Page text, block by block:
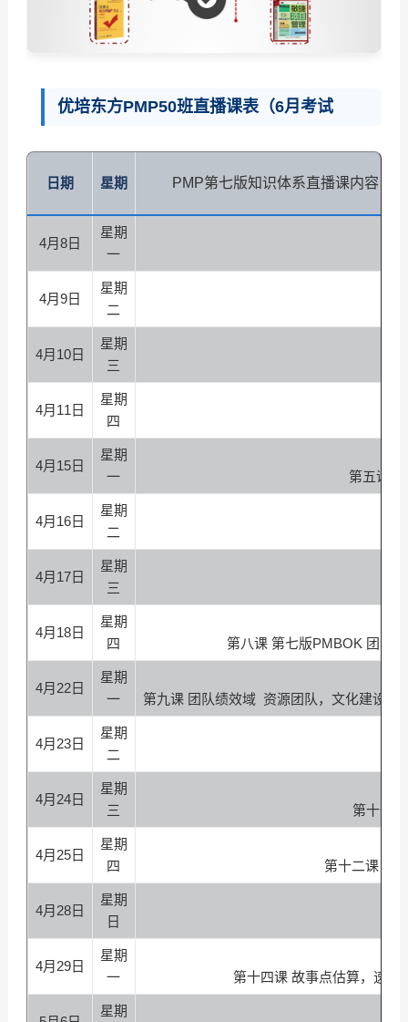
优培东方PMP50班直播课表（6月考试
日期 星期 PMP第七版知识体系直播课内容
4月8日
星期
一
4月9日
星期
二
4月10日
星期
三
4月11日
星期
四
4月15日
星期
一
第五课
4月16日
星期
二
4月17日
星期
三
4月18日
星期
四
第八课 第七版PMBOK 团队
4月22日
星期
一
第九课 团队绩效域 资源团队，文化建设项
4月23日
星期
二
4月24日
星期
三
第十一
4月25日
星期
四
第十二课 三
4月28日
星期
日
4月29日
星期
一
第十四课 故事点估算，速
星期